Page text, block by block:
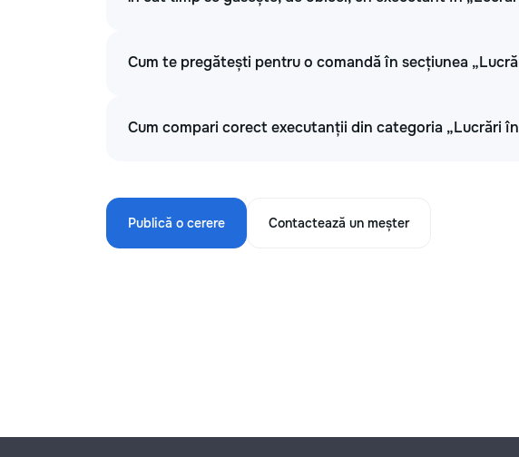
Cum te pregătești pentru o comandă în secțiunea
Cum compari corect executanții din categoria „Lucrări
Publică o cerere Contactează un meșter